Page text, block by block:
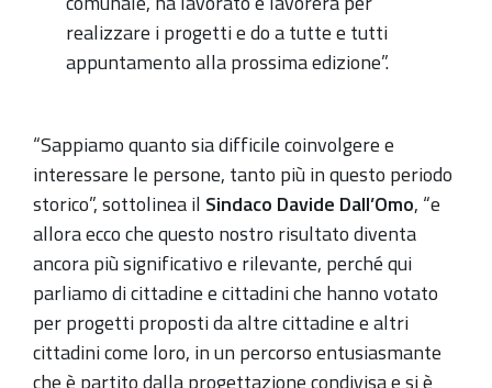
realizzare i progetti e do a tutte e tutti
appuntamento alla prossima edizione”.
“Sappiamo quanto sia difficile coinvolgere e
interessare le persone, tanto più in questo periodo
storico”, sottolinea il Sindaco Davide Dall’Omo, “e
allora ecco che questo nostro risultato diventa
ancora più significativo e rilevante, perché qui
parliamo di cittadine e cittadini che hanno votato
per progetti proposti da altre cittadine e altri
cittadini come loro, in un percorso entusiasmante
che è partito dalla progettazione condivisa e si è